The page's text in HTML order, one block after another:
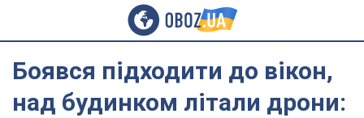
Боявся підходити до вікон,
над будинком літали дрони: